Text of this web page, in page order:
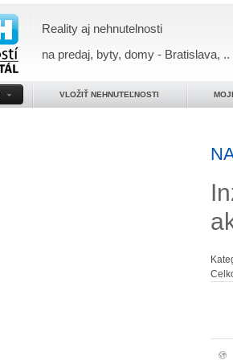
Reality aj nehnutelnosti
na predaj, byty, domy - Bratislava, ..
VLOŽIŤ NEHNUTEĽNOSTI